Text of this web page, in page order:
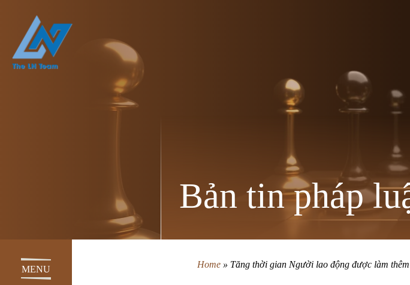
Bản tin pháp
MENU Home» Tăng thời gian Người lao động được làm